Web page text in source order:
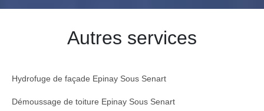
Autres services
Hydrofuge de façade Epinay Sous Senart
Démoussage de toiture Epinay Sous Senart